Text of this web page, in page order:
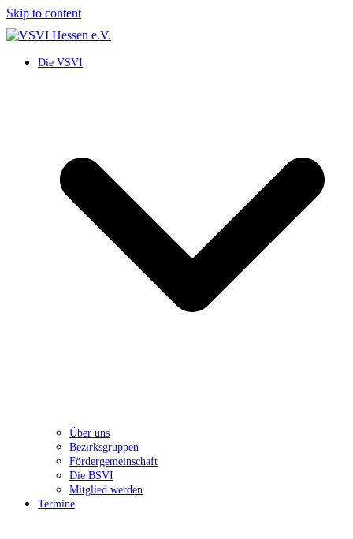
Skip to content
Die VSVI
Über uns
Bezirksgruppen
Fördergemeinschaft
Die BSVI
Mitglied werden
Termine